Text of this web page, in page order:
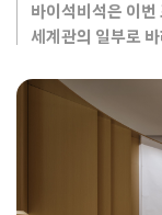
바이석비석은 이번
세계관의 일부로